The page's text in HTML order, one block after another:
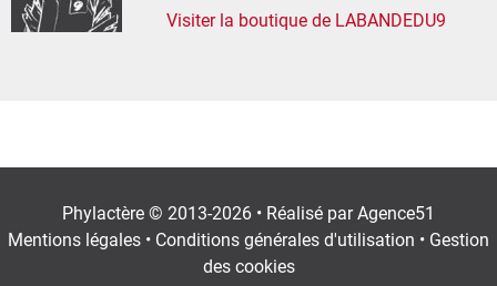
Visiter la boutique de LABANDEDU9
Phylactère © 2013-2026 • Réalisé parAgence51
Mentions légales • Conditions générales d'utilisation • Gestion
des cookies